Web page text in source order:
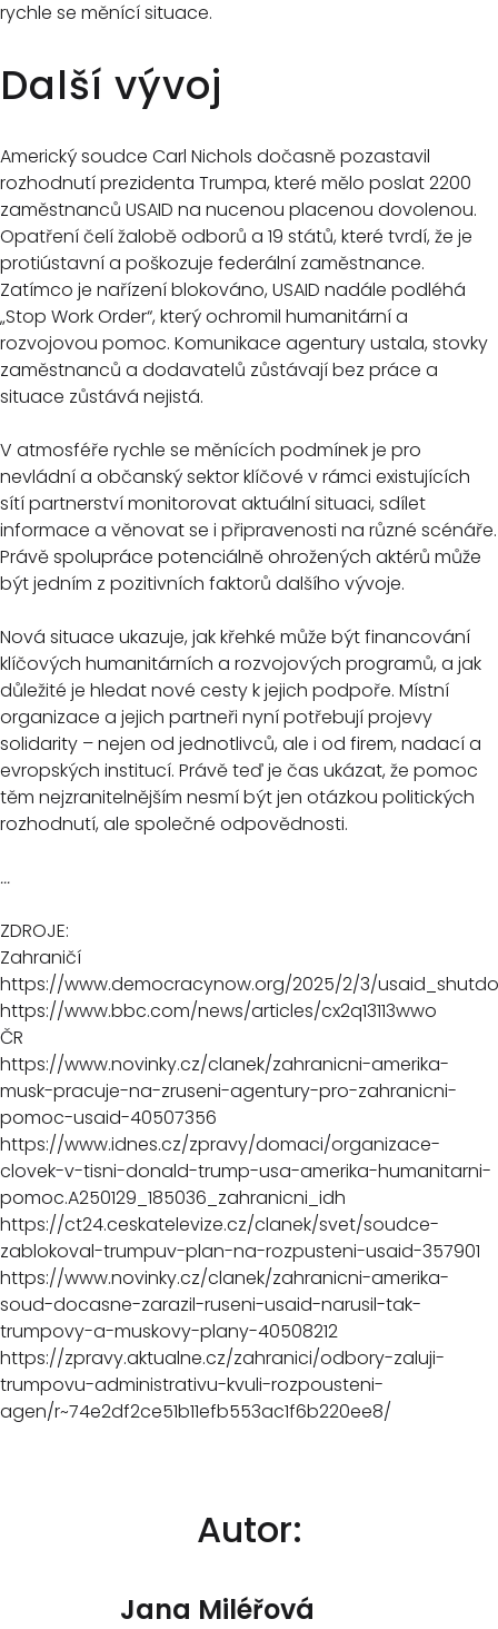
rychle se měnící situace.
Další vývoj
Americký soudce Carl Nichols dočasně pozastavil
rozhodnutí prezidenta Trumpa, které mělo poslat 2200
zaměstnanců USAID na nucenou placenou dovolenou.
Opatření čelí žalobě odborů a 19 států, které tvrdí, že je
protiústavní a poškozuje federální zaměstnance.
Zatímco je nařízení blokováno, USAID nadále podléhá
„Stop Work Order“, který ochromil humanitární a
rozvojovou pomoc. Komunikace agentury ustala, stovky
zaměstnanců a dodavatelů zůstávají bez práce a
situace zůstává nejistá.
V atmosféře rychle se měnících podmínek je pro
nevládní a občanský sektor klíčové v rámci existujících
sítí partnerství monitorovat aktuální situaci, sdílet
informace a věnovat se i připravenosti na různé scénáře.
Právě spolupráce potenciálně ohrožených aktérů může
být jedním z pozitivních faktorů dalšího vývoje.
Nová situace ukazuje, jak křehké může být financování
klíčových humanitárních a rozvojových programů, a jak
důležité je hledat nové cesty k jejich podpoře. Místní
organizace a jejich partneři nyní potřebují projevy
solidarity – nejen od jednotlivců, ale i od firem, nadací a
evropských institucí. Právě teď je čas ukázat, že pomoc
těm nejzranitelnějším nesmí být jen otázkou politických
rozhodnutí, ale společné odpovědnosti.
...
ZDROJE:
Zahraničí
https://www.democracynow.org/2025/2/3/
https://www.bbc.com/news/articles/cx2q13113wwo
ČR
https://www.novinky.cz/clanek/zahranicni-amerika-
musk-pracuje-na-zruseni-agentury-pro-zahranicni-
pomoc-usaid-40507356
https://www.idnes.cz/zpravy/domaci/organizace-
clovek-v-tisni-donald-trump-usa-amerika-humanitarni-
pomoc.A250129_185036_zahranicni_idh
https://ct24.ceskatelevize.cz/clanek/svet/soudce-
zablokoval-trumpuv-plan-na-rozpusteni-usaid-357901
https://www.novinky.cz/clanek/zahranicni-amerika-
soud-docasne-zarazil-ruseni-usaid-narusil-tak-
trumpovy-a-muskovy-plany-40508212
https://zpravy.aktualne.cz/zahranici/odbory-zaluji-
trumpovu-administrativu-kvuli-rozpousteni-
agen/r~74e2df2ce51b11efb553ac1f6b220ee8/
Autor:
Jana Miléřová